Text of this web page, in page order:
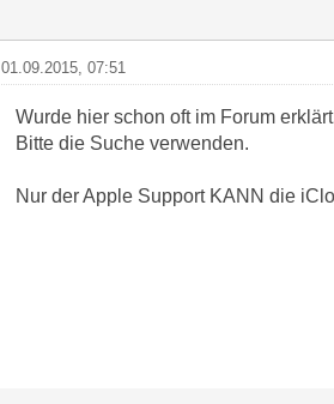
01.09.2015, 07:51
Wurde hier schon oft im Forum
Bitte die Suche verwenden.
Nur der Apple Support KANN die